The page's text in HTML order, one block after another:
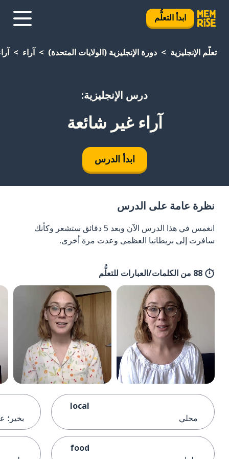
ابدأ التعلُّم
تعلَّم الإنجليزية دورة الإنجليزية (الولايات المتحدة) آراء
درس الإنجليزية:
آراء غير شائعة
ابدأ الدرس
نظرة عامة على الدرس
انغمس في هذا الدرس الآن وبعد 5 دقائق ستشعر وكأنك
سافرت إلى بريطانيا العظمى وعدت مرة أخرى.
88 من الكلمات/العبارات للتعلُّم
local
محلي
food
بخير؛